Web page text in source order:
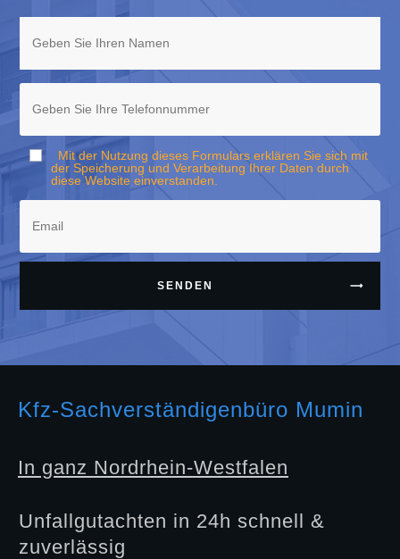
Mit der Nutzung dieses Formulars erklären Sie sich mit
der Speicherung und Verarbeitung Ihrer Daten durch
diese Website einverstanden.
SENDEN
Kfz-Sachverständigenbüro Mumin
In ganz Nordrhein-Westfalen
Unfallgutachten in 24h schnell &
zuverlässig